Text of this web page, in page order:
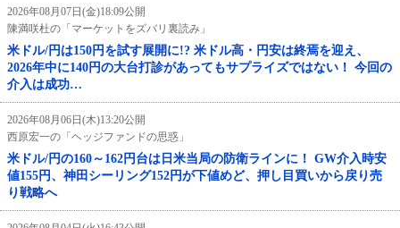
2026年08月07日(金)18:09公開
陳満咲杜の「マーケットをズバリ裏読み」
米ドル/円は150円を試す展開に!? 米ドル高・円安は終焉を迎え、
2026年中に140円の大台打診があってもサプライズではない！ 今回の
介入は成功…
2026年08月06日(木)13:20公開
西原宏一の「ヘッジファンドの思惑」
米ドル/円の160～162円台は日米当局の防衛ラインに！ GW介入時安
値155円、神田シーリング152円が下値めど、押し目買いから戻り売
り戦略へ